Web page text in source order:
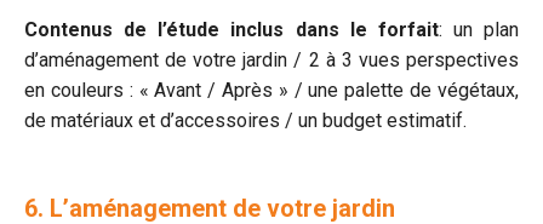
Contenus de l’étude inclus dans le forfait: un plan
d’aménagement de votre jardin / 2 à 3 vues perspectives
en couleurs : « Avant / Après » / une palette de végétaux,
de matériaux et d’accessoires / un budget estimatif.
6. L’aménagement de votre jardin